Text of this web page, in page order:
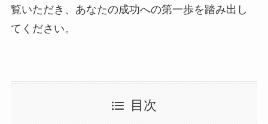
覧いただき、あなたの成功への第一歩を踏み出し
てください。
目次